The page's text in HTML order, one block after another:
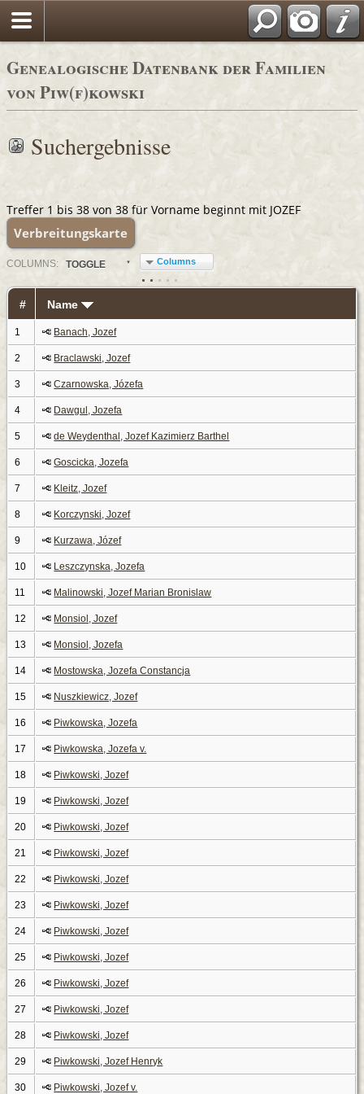
Genealogische Datenbank der Familien
von Piw(f)kowski
Suchergebnisse
Treffer 1 bis 38 von 38 für Vorname beginnt mit JOZEF
Verbreitungskarte
COLUMN S: TOGGLE Columns
# Name
1 Banach, Jozef
2 Braclawski, Jozef
3 Czarnowska, Józefa
4 Dawgul, Jozefa
5 de Weydenthal, Jozef Kazimierz Barthel
6 Goscicka, Jozefa
7 Kleitz, Jozef
8 Korczynski, Jozef
9 Kurzawa, Józef
10 Leszczynska, Jozefa
11 Malinowski, Jozef Marian Bronislaw
12 Monsiol, Jozef
13 Monsiol, Jozefa
14 Mostowska, Jozefa Constancja
15 Nuszkiewicz, Jozef
16 Piwkowska, Jozefa
17 Piwkowska, Jozefa v.
18 Piwkowski, Jozef
19 Piwkowski, Jozef
20 Piwkowski, Jozef
21 Piwkowski, Jozef
22 Piwkowski, Jozef
23 Piwkowski, Jozef
24 Piwkowski, Jozef
25 Piwkowski, Jozef
26 Piwkowski, Jozef
27 Piwkowski, Jozef
28 Piwkowski, Jozef
29 Piwkowski, Jozef Henryk
30 Piwkowski, Jozef v.